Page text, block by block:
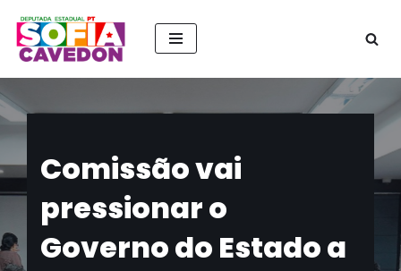
Pular
conteúdo
Comissão vai
pressionar o
Governo do Estado a